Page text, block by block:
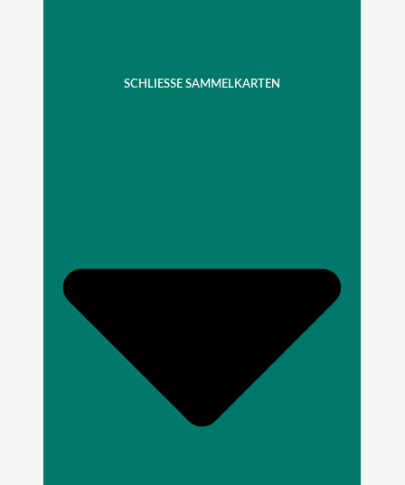
SCHLIESSE SAMMELKARTEN